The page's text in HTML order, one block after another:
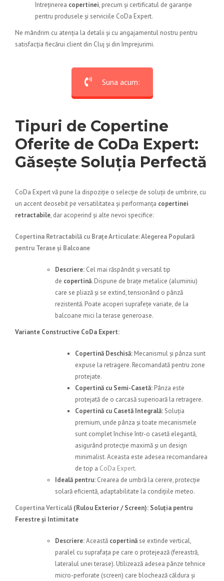
întreținerea copertinei, precum și certificatul de garanție
pentru produsele și serviciile CoDa Expert.
Ne mândrim cu atenția la detalii și cu angajamentul nostru pentru
satisfacția fiecărui client din Cluj și din împrejurimi.
Suna acum:
Tipuri de Copertine
Oferite de CoDa Expert:
Găsește Soluția Perfectă
CoDa Expertvă pune la dispoziție o selecție de soluții de umbrire, cu
un accent deosebit pe versatilitatea și performanța copertinei
retractabile, dar acoperind și alte nevoi specifice:
Copertina Retractabilă cu Brațe Articulate: Alegerea Populară
pentru Terase și Balcoane
Descriere: Cel mai răspândit și versatil tip
de copertină. Dispune de brațe metalice (aluminiu)
care se pliază și se extind, tensionând o pânză
rezistentă. Poate acoperi suprafețe variate, de la
balcoane mici la terase generoase.
Variante Constructive CoDa Expert:
Copertină Deschisă: Mecanismul și pânza sunt
expuse la retragere. Recomandată pentru zone
protejate.
Copertină cu Semi-Casetă: Pânza este
protejată de o carcasă superioară la retragere.
Copertină cu Casetă Integrală:Soluția
premium, unde pânza și toate mecanismele
sunt complet închise într-o casetă elegantă,
asigurând protecție maximă și un design
minimalist. Aceasta este adesea recomandarea
de top a CoDa Expert.
Ideală pentru: Crearea de umbră la cerere, protecție
solară eficientă, adaptabilitate la condițiile meteo.
Copertina Verticală (Rulou Exterior / Screen): Soluția pentru
Ferestre și Intimitate
Descriere:Această copertinăse extinde vertical,
paralel cu suprafața pe care o protejează (fereastră,
lateralul unei terase). Utilizează adesea pânze tehnice
micro-perforate (screen) care blochează căldura și